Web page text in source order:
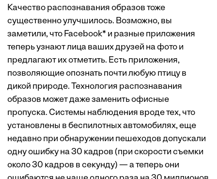
Качество распознавания образов тоже
существенно улучшилось. Возможно, вы
заметили, что Facebook* и разные приложения
теперь узнают лица ваших друзей на фото и
предлагают их отметить. Есть приложения,
позволяющие опознать почти любую птицу в
дикой природе. Технология распознавания
образов может даже заменить офисные
пропуска. Системы наблюдения вроде тех, что
установлены в беспилотных автомобилях, еще
недавно при обнаружении пешеходов допускали
одну ошибку на 30 кадров (при скорости съемки
около 30 кадров в секунду) — а теперь они